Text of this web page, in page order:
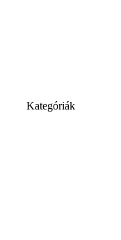
Kategóriák